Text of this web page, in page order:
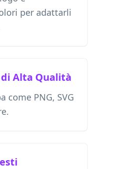
per adattarli
Alta Qualità
come PNG, SVG